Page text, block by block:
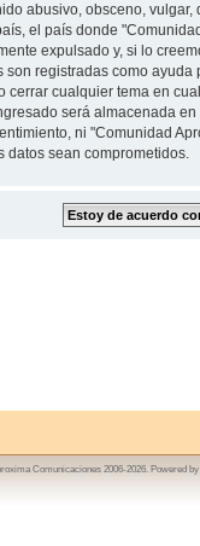
abusivo, obsceno,
el país donde
expulsado y, si lo
registradas como ayuda
cerrar cualquier tema en
será almacenada
ni "Comunidad
datos sean comprometidos.
Comunicaciones 2006-2026. Powered by